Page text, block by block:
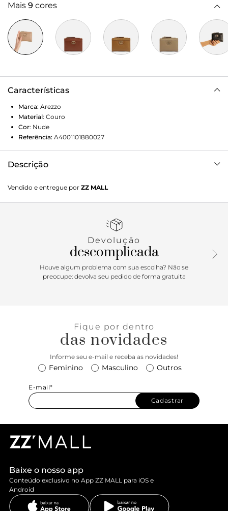
Mais 9 cores
Características
Marca: Arezzo
Material: Couro
Cor: Nude
Referência: A4001101880027
Descrição
formato quadrado, contorno em costura pesponto, fecho
em botão interno e bolso superior com zíper e puxador.
cartões. Com tira e recorte na parte superior e aplicação de
Vendido e entregue por ZZ MALL
Devolução
descomplicada
Houve algum problema com sua escolha? Não se
preocupe: devolva seu pedido de forma gratuita
Fique por dentro
das novidades
Informe seu e-mail e receba as novidades!
Feminino Masculino Outros
E-mail*
Cadastrar
Baixe o nosso app
Conteúdo exclusivo no App ZZ MALL para iOS e
Android